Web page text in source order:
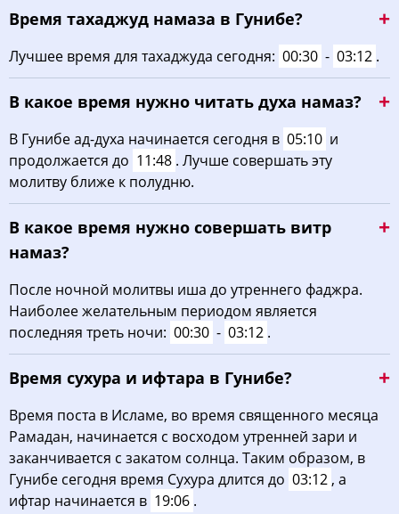
22, Сб 03:36 05:06 15:43
03:37 05:08 11:55 15:42 18:41 20:05
24, Пн 03:38 05:09 11:55 15:41 18:40 20:03
25, Вт 03:40 05:10 11:54 15:40 18:38
03:41 05:11 11:54
27, Чт 03:43 05:12 11:54 15:38 18:35 19:58
29, Сб 03:45 05:14 11:53 15:37 18:32
30, Вс 03:47 05:15 11:53 15:36 18:30 19:52
03:48 05:16 11:53 15:35
Время тахаджуд намаза в Гунибе?
Лучшее время для тахаджуда сегодня: 00:30 - 03:12 .
В какое время нужно читать духа намаз?
В Гунибе ад-духа начинается сегодня в 05:10 и
продолжается до 11:48 . Лучше совершать эту
молитву ближе к полудню.
В какое время нужно совершать витр
намаз?
После ночной молитвы иша до утреннего фаджра.
Наиболее желательным периодом является
последняя треть ночи: 00:30 - 03:12 .
Время сухура и ифтара в Гунибе?
Время поста в Исламе, во время священного месяца
Рамадан, начинается с восходом утренней зари и
заканчивается с закатом солнца. Таким образом, в
Гунибе сегодня время Сухура длится до 03:12 , а
ифтар начинается в 19:06 .